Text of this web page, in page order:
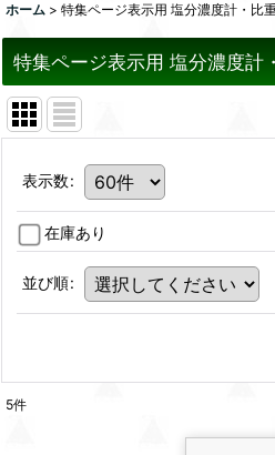
ホーム > 特集ページ表示用 塩分濃度計・比
特集ページ表示用 塩分濃度計
表示数:
在庫あり
並び順:
5件